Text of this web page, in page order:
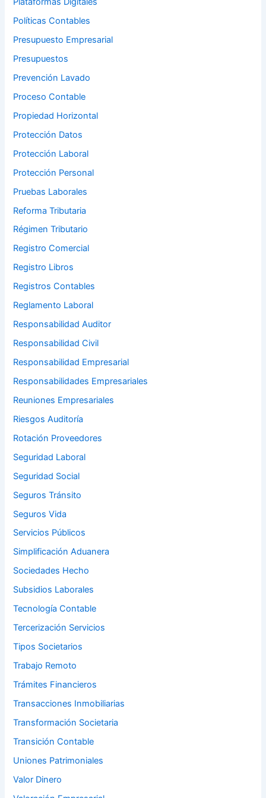
Políticas Contables
Presupuesto Empresarial
Presupuestos
Prevención Lavado
Proceso Contable
Propiedad Horizontal
Protección Datos
Protección Laboral
Protección Personal
Pruebas Laborales
Reforma Tributaria
Régimen Tributario
Registro Comercial
Registro Libros
Registros Contables
Reglamento Laboral
Responsabilidad Auditor
Responsabilidad Civil
Responsabilidad Empresarial
Responsabilidades Empresariales
Reuniones Empresariales
Riesgos Auditoría
Rotación Proveedores
Seguridad Laboral
Seguridad Social
Seguros Tránsito
Seguros Vida
Servicios Públicos
Simplificación Aduanera
Sociedades Hecho
Subsidios Laborales
Tecnología Contable
Tercerización Servicios
Tipos Societarios
Trabajo Remoto
Trámites Financieros
Transacciones Inmobiliarias
Transformación Societaria
Transición Contable
Uniones Patrimoniales
Valor Dinero